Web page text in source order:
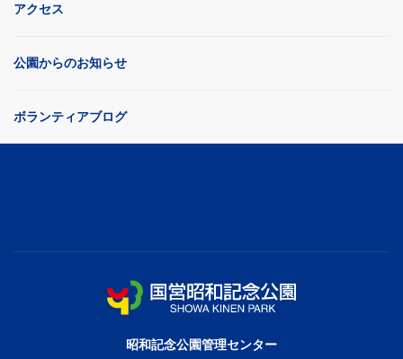
アクセス
公園からのお知らせ
ボランティアブログ
昭和記念公園管理センター